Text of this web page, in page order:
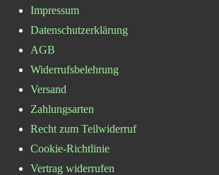
Impressum
Datenschutzerklärung
AGB
Widerrufsbelehrung
Versand
Zahlungsarten
Recht zum Teilwiderruf
Cookie-Richtlinie
Vertrag widerrufen